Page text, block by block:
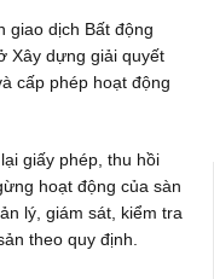
giao dịch Bất động
Xây dựng giải quyết
cấp phép hoạt động
giấy phép, thu hồi
hoạt động của sàn
lý, giám sát, kiểm tra
theo quy định.